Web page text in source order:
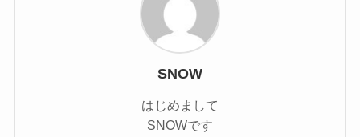
SNOW
はじめまして
SNOWです